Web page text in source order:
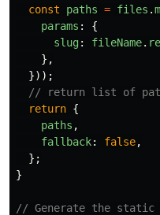
const
paths = files .
params :
{
slug: fileName.
},
}));
// return list of
return {
paths ,
fallback: false,
};
}
// Generate the static